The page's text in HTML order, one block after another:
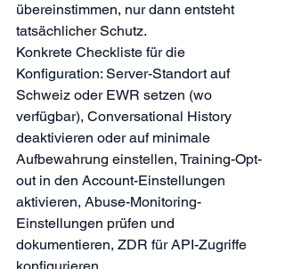
übereinstimmen, nur dann entsteht
tatsächlicher Schutz.
Konkrete Checkliste für die
Konfiguration: Server-Standort auf
Schweiz oder EWR setzen (wo
verfügbar), Conversational History
deaktivieren oder auf minimale
Aufbewahrung einstellen, Training-Opt-
out in den Account-Einstellungen
aktivieren, Abuse-Monitoring-
Einstellungen prüfen und
dokumentieren, ZDR für API-Zugriffe